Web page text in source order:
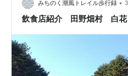
写っています。 幸せを呼ぶ「カ
写真と比べると、大部変わって
みちのく潮風トレイル歩行録 •
飲食店紹介 田野畑村 白花